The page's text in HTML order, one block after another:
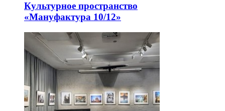
Культурное пространство
«Мануфактура 10/12»